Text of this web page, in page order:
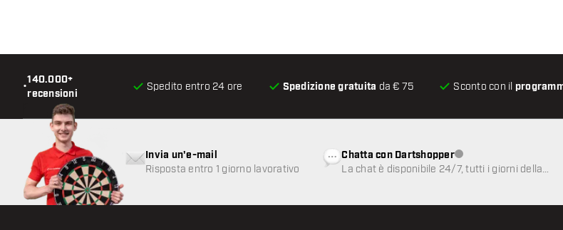
•
140.000+
recensioni
Spedito entro 24 ore Spedizione gratuita da € 75 Sconto con il
Invia un'e-mail
Risposta entro 1 giorno lavorativo
Chatta con DartshopperServizio clienti non
La chat è disponibile 24/7, tutti i giorni della